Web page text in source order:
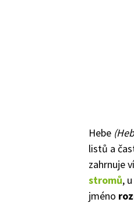
Hebe
listů a
zahrnuje
stromů,
jméno